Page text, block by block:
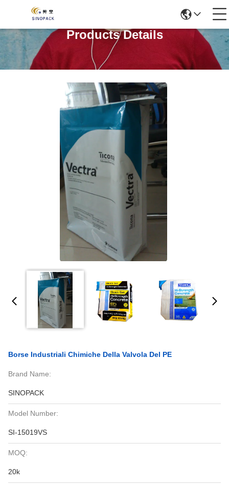
Products Details
Borse Industriali Chimiche Della Valvola Del PE
Brand Name:
SINOPACK
Model Number:
SI-15019VS
MOQ:
20k